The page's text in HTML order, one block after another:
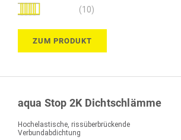
Bewertung:
(10)
ZUM PRODUKT
aqua Stop 2K Dichtschlämme
Hochelastische, rissüberbrückende
Verbundabdichtung